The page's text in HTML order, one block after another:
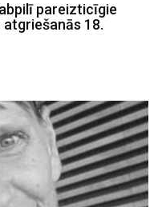
pareizticīgie
18.